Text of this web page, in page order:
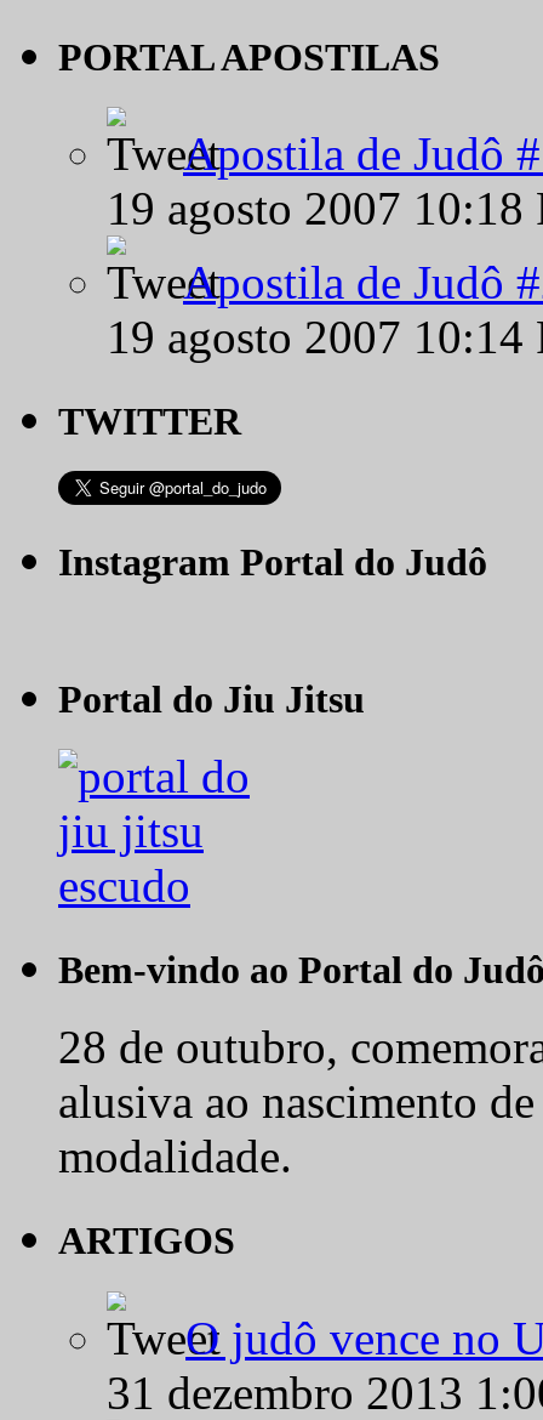
PORTAL APOSTILAS
Apostila de Judô
19 agosto 2007
Apostila de Judô
19 agosto 2007
TWITTER
Instagram Portal do Judô
Portal do Jiu Jitsu
Bem-vindo ao Portal do
28 de outubro,
alusiva ao nascimento
modalidade.
ARTIGOS
O judô vence no
31 dezembro 2013